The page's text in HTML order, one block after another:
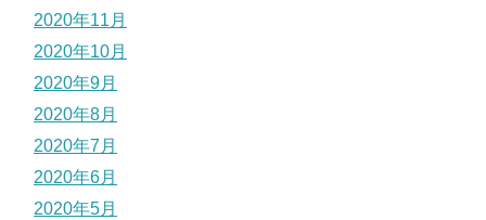
2020年11月
2020年10月
2020年9月
2020年8月
2020年7月
2020年6月
2020年5月